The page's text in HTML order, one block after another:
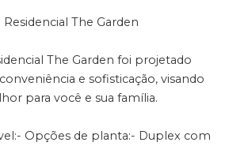
The Garden
The Garden foi projetado
e sofisticação, visando
para você e sua família.
Opções de planta:- Duplex com